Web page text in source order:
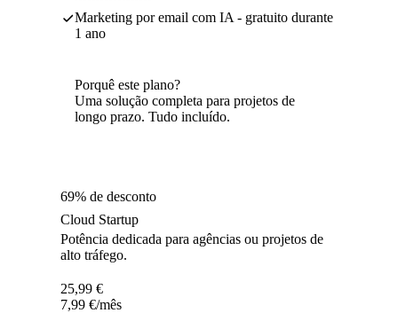
Marketing por email com IA - gratuito durante
1 ano
Porquê este plano?
Uma solução completa para projetos de
longo prazo. Tudo incluído.
69% de desconto
Cloud Startup
Potência dedicada para agências ou projetos de
alto tráfego.
25,99 €
7,99 €/mês